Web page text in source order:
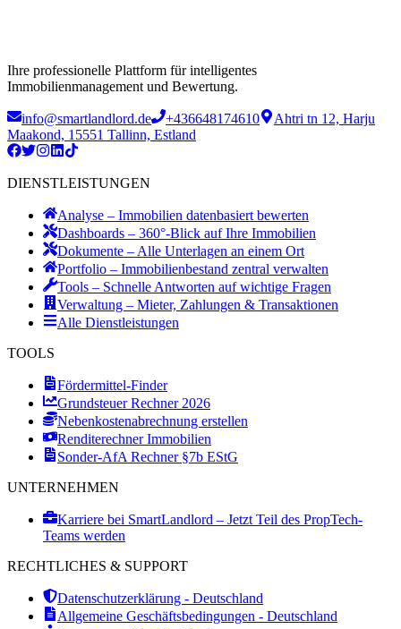
Ihre professionelle Plattform für intelligentes
Immobilienmanagement und Bewertung.
info@smartlandlord.de +436648174610
Ahtri tn 12, Harju
Maakond, 15551 Tallinn, Estland
DIENSTLEISTUNGEN
Analyse – Immobilien datenbasiert bewerten
Dashboards – 360°-Blick auf Ihre Immobilien
Dokumente – Alle Unterlagen an einem Ort
Portfolio – Immobilienbestand zentral verwalten
Tools – Schnelle Antworten auf wichtige Fragen
Verwaltung – Mieter, Zahlungen & Transaktionen
Alle Dienstleistungen
TOOLS
Fördermittel-Finder
Grundsteuer Rechner 2026
Nebenkostenabrechnung erstellen
Renditerechner Immobilien
Sonder-AfA Rechner §7b EStG
UNTERNEHMEN
Karriere bei SmartLandlord – Jetzt Teil des PropTech-
Teams werden
RECHTLICHES & SUPPORT
Datenschutzerklärung - Deutschland
Allgemeine Geschäftsbedingungen - Deutschland